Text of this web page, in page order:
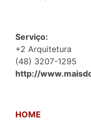
Serviço:
+2 Arquitetura
(48) 3207-1295
http://
HOME